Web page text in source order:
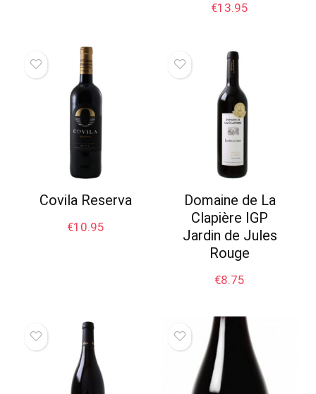
€13.95
Covila Reserva
€10.95
Domaine de La
Clapière IGP
Jardin de Jules
Rouge
€8.75